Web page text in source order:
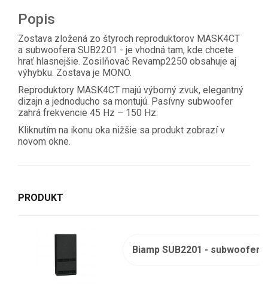
Popis
Zostava zložená zo štyroch reproduktorov MASK4CT
a subwoofera SUB2201 - je vhodná tam, kde chcete
hrať hlasnejšie. Zosilňovač Revamp2250 obsahuje aj
výhybku. Zostava je MONO.
Reproduktory MASK4CT majú výborný zvuk, elegantný
dizajn a jednoducho sa montujú. Pasívny subwoofer
zahrá frekvencie 45 Hz – 150 Hz.
Kliknutím na ikonu oka nižšie sa produkt zobrazí v
novom okne.
PRODUKT
Biamp SUB2201 - subwoofer